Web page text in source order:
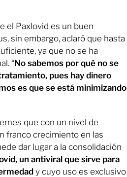
el Paxlovid es un buen
sin embargo, aclaró que hasta
ya que no se ha
“No sabemos por qué no se
pues hay dinero
es que se está minimizando
que con un nivel de
franco crecimiento en las
dar lugar a la consolidación
un antiviral que sirve para
y cuyo uso es exclusivo